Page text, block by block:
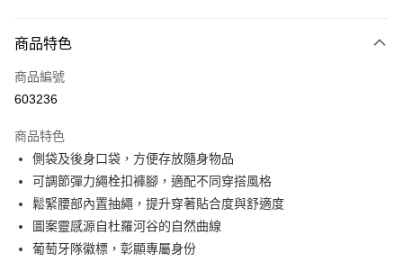
信用卡
線上付款
Alipay, PayMe, WeChat Pay, UnionPay, FPS
送貨方式
單筆訂單淨值滿$399可享免運費優惠
每筆HK$30.00，滿HK$399.00或以上免運費
滿$599可享澳門免運費優惠
商品特色
商品編號
603236
商品特色
側袋及後身口袋，方便存放隨身物品
可調節彈力繩栓扣褲腳，適配不同穿搭風格
鬆緊腰部內置抽繩，提升穿著貼合度與舒適度
圖案靈感源自杜羅河谷的自然曲線
葡萄牙隊徽標，彰顯專屬身份